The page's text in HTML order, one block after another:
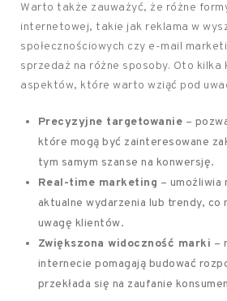
Warto także zauważyć, że różne
internetowej, takie jak reklama w
społecznościowych czy e-mail
sprzedaż na różne sposoby. Oto kilka
aspektów, które warto wziąć pod
Precyzyjne targetowanie –
które mogą być zainteresowane
tym samym szanse na konwersję.
Real-time marketing – umożliwia
aktualne wydarzenia lub trendy, co
uwagę klientów.
Zwiększona widoczność marki –
internecie pomagają budować
przekłada się na zaufanie